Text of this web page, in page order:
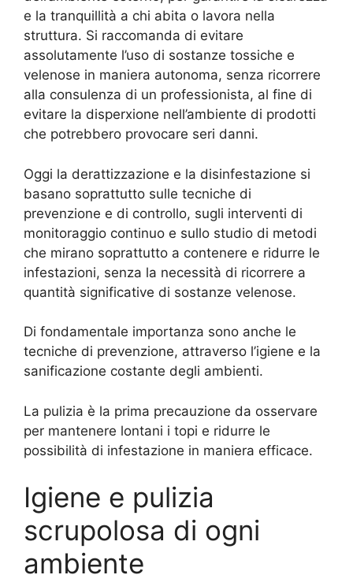
e la tranquillità a chi abita o lavora nella
struttura. Si raccomanda di evitare
assolutamente l’uso di sostanze tossiche e
velenose in maniera autonoma, senza ricorrere
alla consulenza di un professionista, al fine di
evitare la disperxione nell’ambiente di prodotti
che potrebbero provocare seri danni.
Oggi la derattizzazione e la disinfestazione si
basano soprattutto sulle tecniche di
prevenzione e di controllo, sugli interventi di
monitoraggio continuo e sullo studio di metodi
che mirano soprattutto a contenere e ridurre le
infestazioni, senza la necessità di ricorrere a
quantità significative di sostanze velenose.
Di fondamentale importanza sono anche le
tecniche di prevenzione, attraverso l’igiene e la
sanificazione costante degli ambienti.
La pulizia è la prima precauzione da osservare
per mantenere lontani i topi e ridurre le
possibilità di infestazione in maniera efficace.
Igiene e pulizia
scrupolosa di ogni
ambiente